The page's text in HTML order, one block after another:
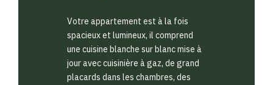
Votre appartement est à la fois
spacieux et lumineux, il comprend
une cuisine blanche sur blanc mise à
jour avec cuisinière à gaz, de grand
placards dans les chambres, des